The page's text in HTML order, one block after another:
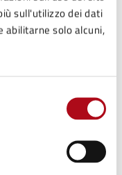
sull'utilizzo dei dati
abilitarne solo alcuni,